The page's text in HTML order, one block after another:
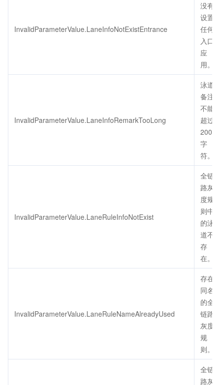
InvalidParameterValue.LaneInfoNotExistEntrance
没有
设置
任何
入口
应
用。
InvalidParameterValue.LaneInfoRemarkTooLong
泳道
备注
不能
超过
200个
字
符。
InvalidParameterValue.LaneRuleInfoNotExist
全链
路灰
度规
则中
的泳
道不
存
在。
InvalidParameterValue.LaneRuleNameAlreadyUsed
存在
同名
的全
链路
灰度
规
则。
全链
路灰